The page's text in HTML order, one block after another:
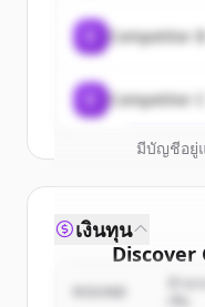
New
มีบัญชีอยู่
Competitor B
Competitor C
Discover
เงินทุน